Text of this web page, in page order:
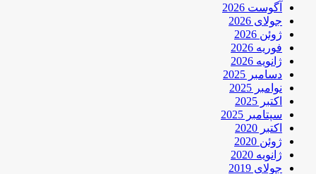
آگوست 2026
جولای 2026
ژوئن 2026
فوریه 2026
ژانویه 2026
دسامبر 2025
نوامبر 2025
اکتبر 2025
سپتامبر 2025
اکتبر 2020
ژوئن 2020
ژانویه 2020
جولای 2019